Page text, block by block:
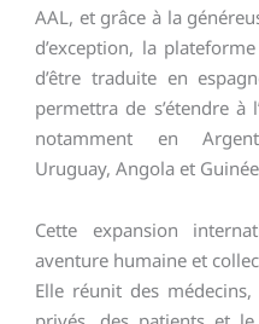
AAL, et grâce à la
d’exception, la
d’être traduite en
permettra de s’étendre à
notamment en
Uruguay, Angola et
Cette expansion
aventure humaine et
Elle réunit des